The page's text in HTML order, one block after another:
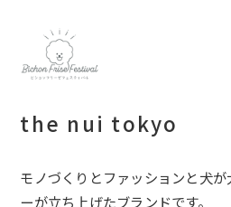
the nui tokyo
モノづくりとファッションと犬
ーが立ち上げたブランドです。